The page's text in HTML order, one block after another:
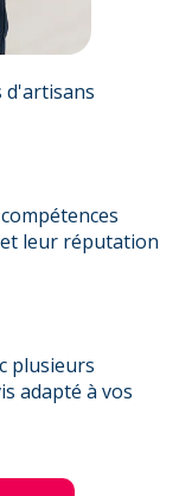
d'artisans
leur réputation
plusieurs
adapté à vos